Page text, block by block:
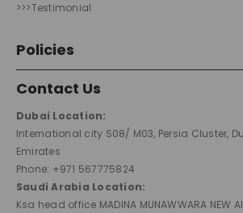
>>>Testimonial
Policies
Contact Us
Dubai Location:
International city S08/ M03, Persia Cluster,
Emirates
Phone: +971 567775824
Saudi Arabia Location:
Ksa head office MADINA MUNAWWARA NEW